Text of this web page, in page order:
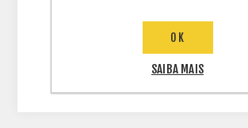
Comentários (0)
OK
SAIBA MAIS